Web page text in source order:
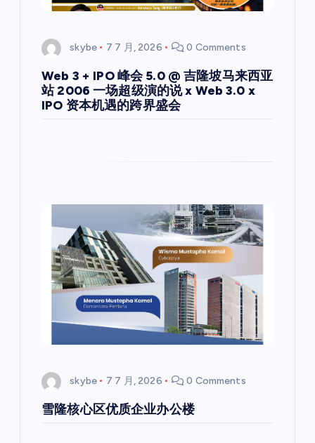
skybe 7 7 月, 2026 0 Comments
Web 3 + IPO 峰会 5.0 @ 吉隆坡马来西亚
站 2006 一场超级演的说 x Web 3.0 x
IPO 资本机遇的跨界盛会
skybe 7 7 月, 2026 0 Comments
雪隆核心区优质企业办公楼